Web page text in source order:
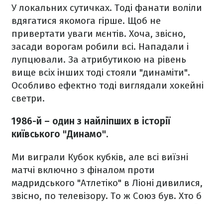
У локальних сутичках. Тоді фанати воліли
вдягатися якомога гірше. Щоб не
привертати уваги мєнтів. Хоча, звісно,
засади ворогам робили всі. Нападали і
лупцювали. За атрибутикою на рівень
вище всіх інших тоді стояли "динаміти".
Особливо ефектно тоді виглядали хокейні
светри.
1986-й – один з найліпших в історії
київського "Динамо".
Ми виграли Кубок кубків, але всі виїзні
матчі включно з фіналом проти
мадридського "Атлетіко" в Ліоні дивилися,
звісно, по телевізору. То ж Союз був. Хто б